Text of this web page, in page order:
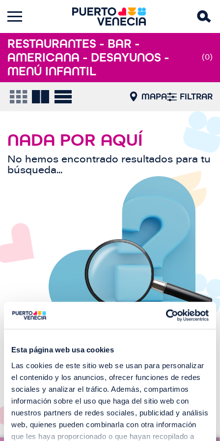
Esta página web usa cookies
Las cookies de este sitio web se usan para personalizar
el contenido y los anuncios, ofrecer funciones de redes
sociales y analizar el tráfico. Además, compartimos
información sobre el uso que haga del sitio web con
nuestros partners de redes sociales, publicidad y análisis
web, quienes pueden combinarla con otra información
que les haya proporcionado o que hayan recopilado a
RESTAURANTES - BAR -
AMERICANA - DESAYUNOS -
MENÚ INFANTIL
(0)
MAPA FILTRAR
NADA POR AQUÍ
No hemos encontrado resultados para tu
búsqueda...
¡No te pierdas nuestros
EVENTOS!
Ver todos >